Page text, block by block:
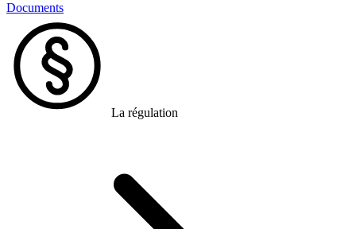
Documents
La régulation